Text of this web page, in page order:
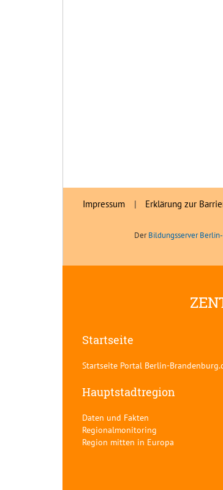
Impressum | Erklärung zur
DerBildungsserver
Startseite
Startseite Portal Berlin-
Hauptstadtregion
Daten und Fakten
Regionalmonitoring
Region mitten in Europa